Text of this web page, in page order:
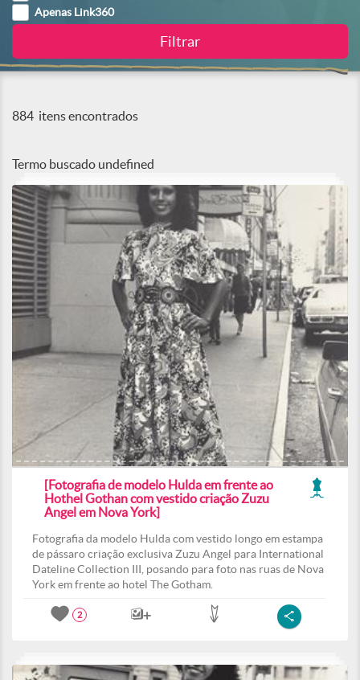
Apenas Link360
884 itens encontrados
Termo buscado undefined
[Fotografia de modelo Hulda em frente ao
Hothel Gothan com vestido criação Zuzu
Angel em Nova York]
Fotografia da modelo Hulda com vestido longo em estampa
de pássaro criação exclusiva Zuzu Angel para International
Dateline Collection III, posando para foto nas ruas de Nova
York em frente ao hotel The Gotham.
2